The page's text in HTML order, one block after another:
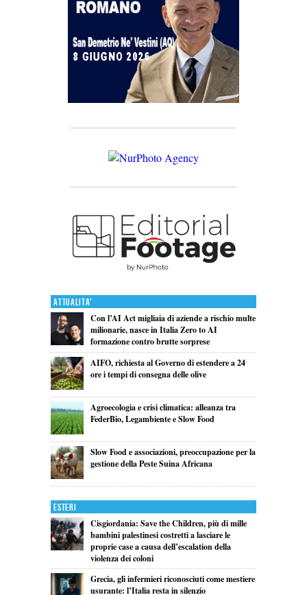
Attualita'
Con l’AI Act migliaia di aziende a rischio multe
milionarie, nasce in Italia Zero to AI
formazione contro brutte sorprese
AIFO, richiesta al Governo di estendere a 24
ore i tempi di consegna delle olive
Agroecologia e crisi climatica: alleanza tra
FederBio, Legambiente e Slow Food
Slow Food e associazioni, preoccupazione per la
gestione della Peste Suina Africana
Esteri
Cisgiordania: Save the Children, più di mille
bambini palestinesi costretti a lasciare le
proprie case a causa dell’escalation della
violenza dei coloni
Grecia, gli infermieri riconosciuti come mestiere
usurante: l’Italia resta in silenzio